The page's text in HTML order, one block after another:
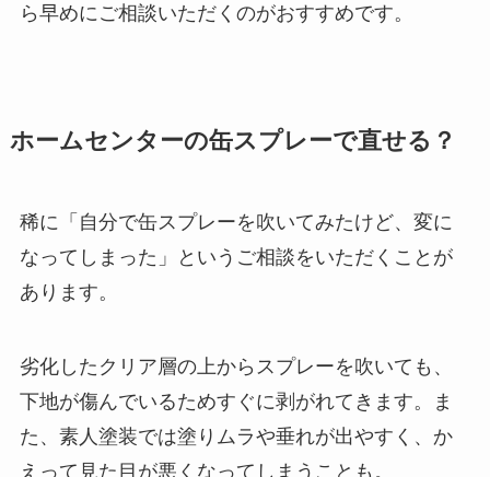
ら早めにご相談いただくのがおすすめです。
ホームセンターの缶スプレーで直せる？
稀に「自分で缶スプレーを吹いてみたけど、変に
なってしまった」というご相談をいただくことが
あります。
劣化したクリア層の上からスプレーを吹いても、
下地が傷んでいるためすぐに剥がれてきます。ま
た、素人塗装では塗りムラや垂れが出やすく、か
えって見た目が悪くなってしまうことも。